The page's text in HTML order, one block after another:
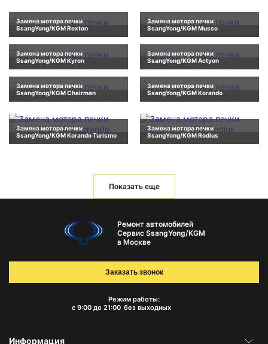
Замена мотора печки
SsangYong/KGM Rexton
Замена мотора печки
SsangYong/KGM Musso
Замена мотора печки
SsangYong/KGM Kyron
Замена мотора печки
SsangYong/KGM Actyon
Замена мотора печки
SsangYong/KGM Chairman
Замена мотора печки
SsangYong/KGM Korando
Замена мотора печки
SsangYong/KGM Korando Turismo
Замена мотора печки
SsangYong/KGM Rodius
Показать еще
Ремонт автомобилей
Сервис SsangYong/KGM
в Москве
Режим работы:
с 9:00 до 21:00 без выходных
Заказать звонок
Информация